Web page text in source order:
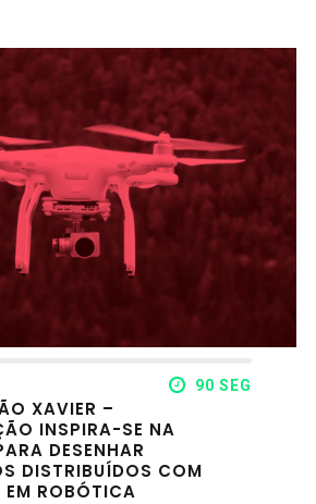
90 SEG
XAVIER –
INSPIRA-SE NA
DESENHAR
DISTRIBUÍDOS COM
ROBÓTICA